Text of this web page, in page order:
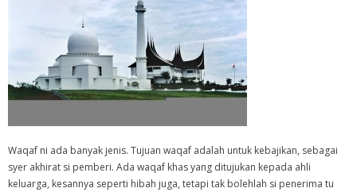
Waqaf ni ada banyak jenis. Tujuan waqaf adalah untuk kebajikan, sebagai
syer akhirat si pemberi. Ada waqaf khas yang ditujukan kepada ahli
keluarga, kesannya seperti hibah juga, tetapi tak bolehlah si penerima tu